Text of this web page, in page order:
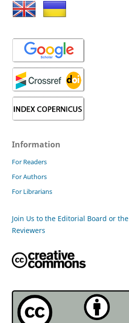
Information
For Readers
For Authors
For Librarians
Join Us to the Editorial Board or the
Reviewers